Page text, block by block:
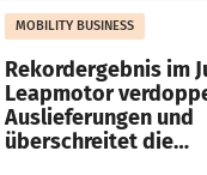
Die beiden Standorte
Haag sowie im rund
MOBILITY BUSINESS
Rekordergebnis im
Leapmotor
Auslieferungen und
überschreitet die